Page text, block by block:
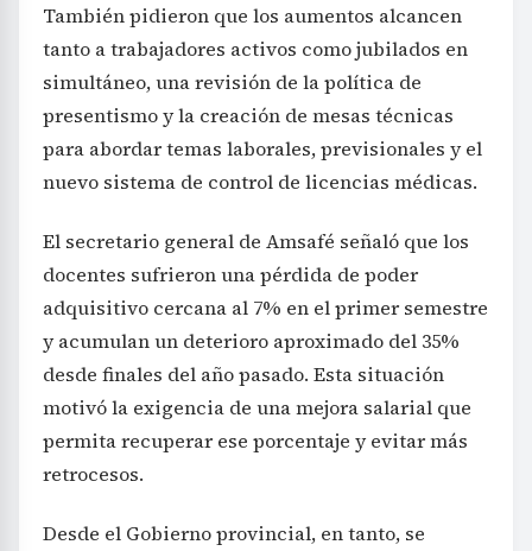
También pidieron que los aumentos alcancen
tanto a trabajadores activos como jubilados en
simultáneo, una revisión de la política de
presentismo y la creación de mesas técnicas
para abordar temas laborales, previsionales y el
nuevo sistema de control de licencias médicas.
El secretario general de Amsafé señaló que los
docentes sufrieron una pérdida de poder
adquisitivo cercana al 7% en el primer semestre
y acumulan un deterioro aproximado del 35%
desde finales del año pasado. Esta situación
motivó la exigencia de una mejora salarial que
permita recuperar ese porcentaje y evitar más
retrocesos.
Desde el Gobierno provincial, en tanto, se